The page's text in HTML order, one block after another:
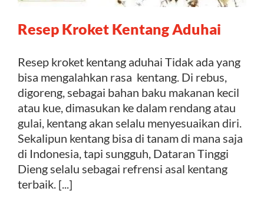
Kontak
Resep Kroket Kentang Aduhai
Resep kroket kentang aduhai Tidak ada yang
bisa mengalahkan rasa kentang. Di rebus,
digoreng, sebagai bahan baku makanan kecil
atau kue, dimasukan ke dalam rendang atau
gulai, kentang akan selalu menyesuaikan diri.
Sekalipun kentang bisa di tanam di mana saja
di Indonesia, tapi sungguh, Dataran Tinggi
Dieng selalu sebagai refrensi asal kentang
terbaik. [...]